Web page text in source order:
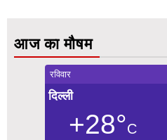
आज का मौषम
रविवार
दिल्ली
+28°C